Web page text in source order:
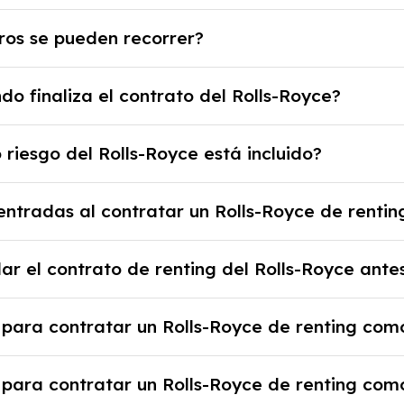
se pueden recorrer?
límite, puede haber un cargo adicional.
finaliza el contrato del Rolls-Royce?
previamente acordado.
del Rolls-Royce está incluido?
cuotas mensuales.al contratar un Rolls-Royce de
el proveedor debido al resultado del estudio de
el contrato de renting del Rolls-Royce
revisar las condiciones del contrato y hablar
para contratar un Rolls-Royce de renting
para contratar un Rolls-Royce de renting